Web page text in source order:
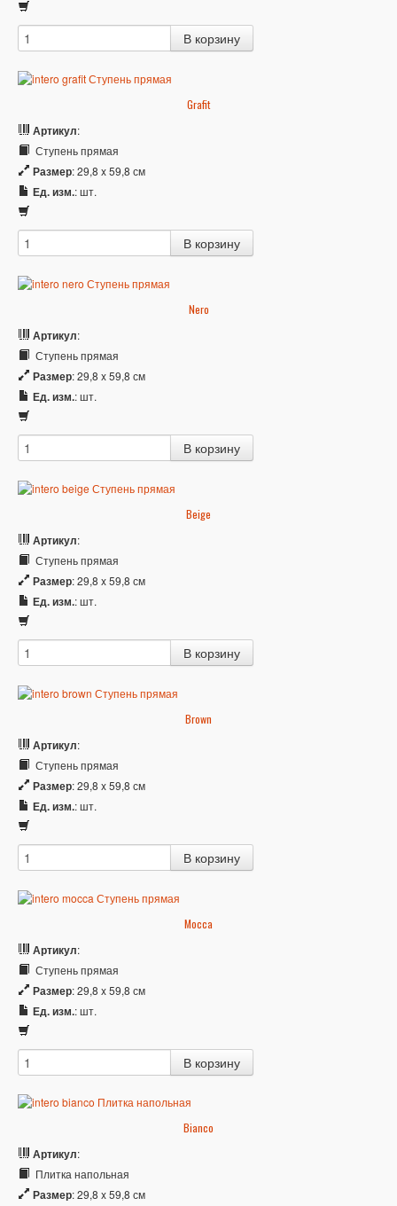
Grafit
Артикул:
Ступень прямая
Размер: 29,8 x 59,8 см
Ед. изм.: шт.
Nero
Артикул:
Ступень прямая
Размер: 29,8 x 59,8 см
Ед. изм.: шт.
Beige
Артикул:
Ступень прямая
Размер: 29,8 x 59,8 см
Ед. изм.: шт.
Brown
Артикул:
Ступень прямая
Размер: 29,8 x 59,8 см
Ед. изм.: шт.
Mocca
Артикул:
Ступень прямая
Размер: 29,8 x 59,8 см
Ед. изм.: шт.
Bianco
Артикул:
Плитка напольная
Размер: 29,8 x 59,8 см